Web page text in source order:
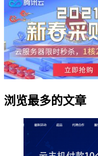
浏览最多的文章